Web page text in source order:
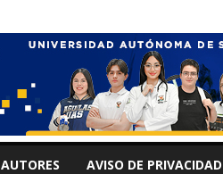
AUTORES AVISO DE PRIVACIDAD